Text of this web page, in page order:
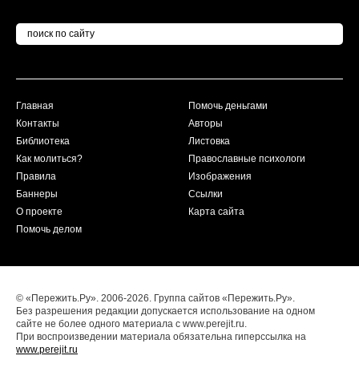
Главная
Контакты
Библиотека
Как молиться?
Правила
Баннеры
О проекте
Помочь делом
Помочь деньгами
Авторы
Листовка
Православные психологи
Изображения
Ссылки
Карта сайта
© «Пережить.Ру». 2006-2026. Группа сайтов «Пережить.Ру».
Без разрешения редакции допускается использование на одном
сайте не более одного материала с www.perejit.ru.
При воспроизведении материала обязательна гиперссылка на
www.perejit.ru